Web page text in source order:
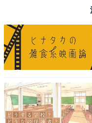
リル ラグジュアリーヘ
バオバブ＊1、シーベ
をふんだんに取り入れ
にしっとりと滑らかな
＊1 バオバブ種子油
＊2 ヒポファエラムノ